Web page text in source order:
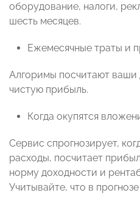
оборудование, налоги,
шесть месяцев.
Ежемесячные траты и
Алгоримы посчитают ваши
чистую прибыль.
Когда окупятся
Сервис спрогнозирует,
расходы, посчитает
норму доходности и
Учитывайте, что в